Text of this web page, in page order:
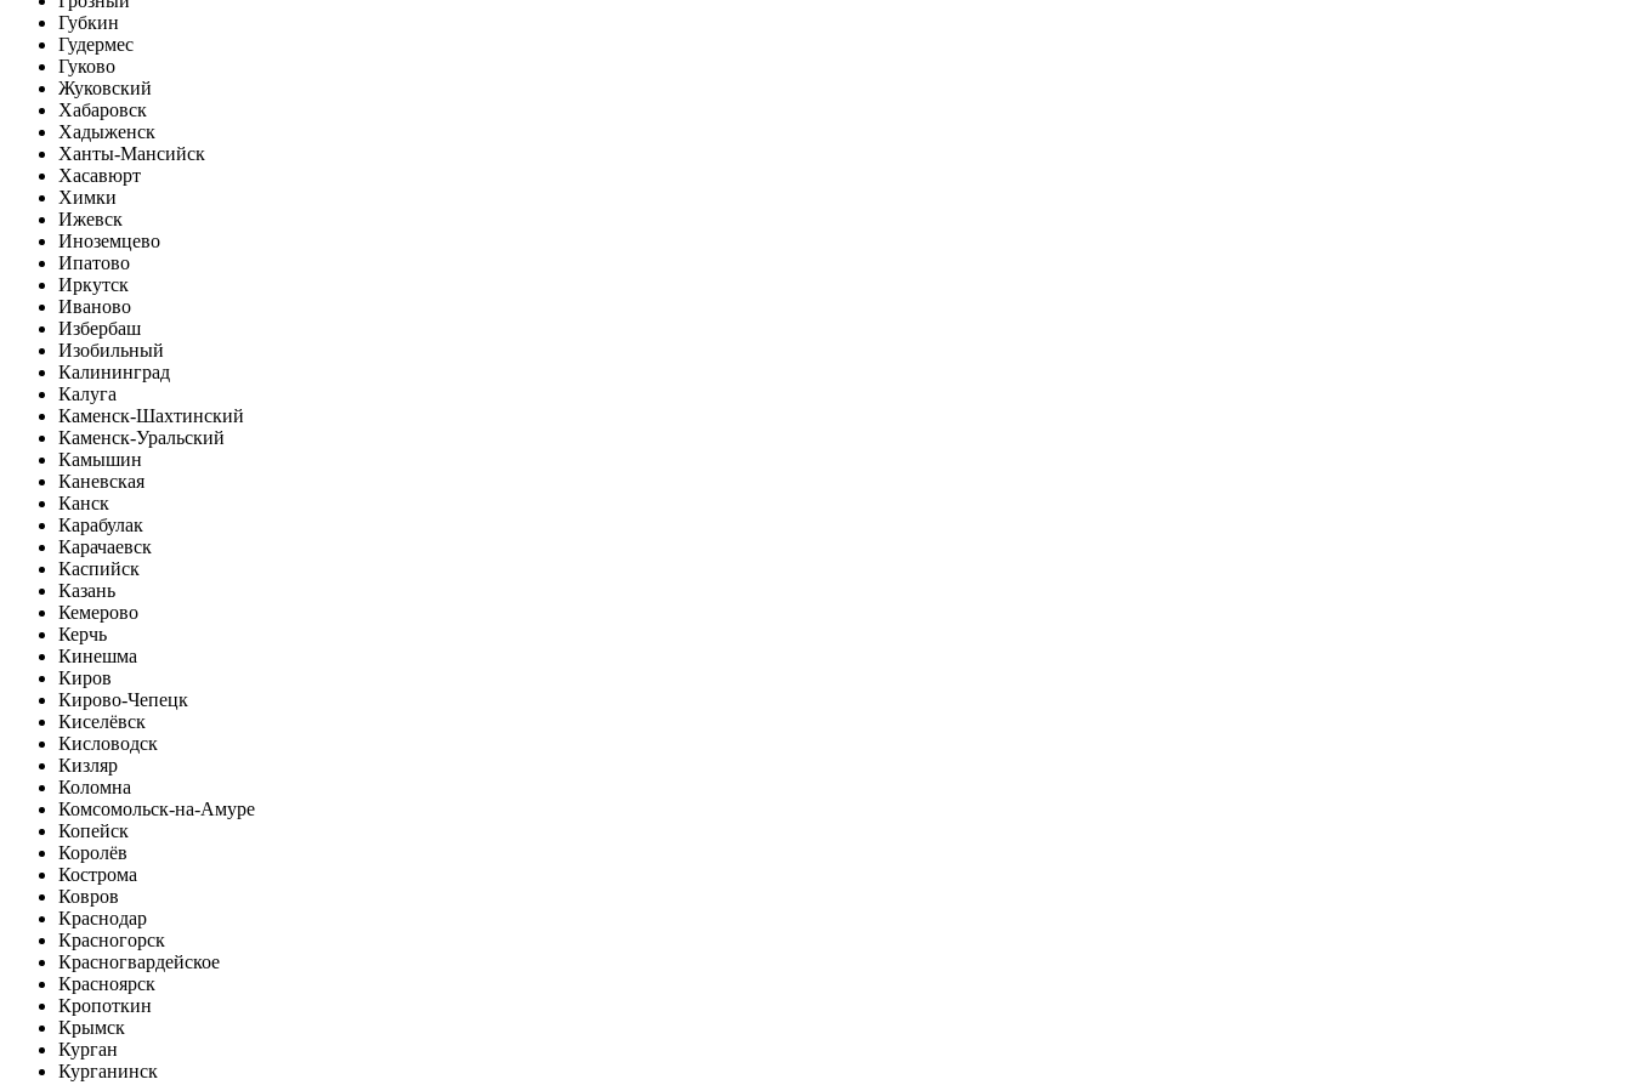
Губкин
Гудермес
Гуково
Жуковский
Хабаровск
Хадыженск
Ханты-Мансийск
Хасавюрт
Химки
Ижевск
Иноземцево
Ипатово
Иркутск
Иваново
Избербаш
Изобильный
Калининград
Калуга
Каменск-Шахтинский
Каменск-Уральский
Камышин
Каневская
Канск
Карабулак
Карачаевск
Каспийск
Казань
Кемерово
Керчь
Кинешма
Киров
Кирово-Чепецк
Киселёвск
Кисловодск
Кизляр
Коломна
Комсомольск-на-Амуре
Копейск
Королёв
Кострома
Ковров
Краснодар
Красногорск
Красногвардейское
Красноярск
Кропоткин
Крымск
Курган
Курганинск